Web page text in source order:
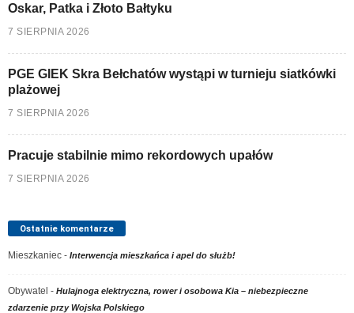
Oskar, Patka i Złoto Bałtyku
7 SIERPNIA 2026
PGE GIEK Skra Bełchatów wystąpi w turnieju siatkówki
plażowej
7 SIERPNIA 2026
Pracuje stabilnie mimo rekordowych upałów
7 SIERPNIA 2026
Ostatnie komentarze
Mieszkaniec - Interwencja mieszkańca i apel do służb!
Obywatel - Hulajnoga elektryczna, rower i osobowa Kia – niebezpieczne
zdarzenie przy Wojska Polskiego